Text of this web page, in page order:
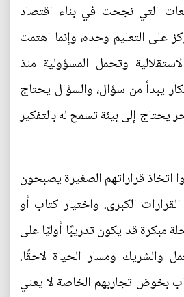
التي نجحت في بناء اقتصاد
على التعليم وحده، وإنما اهتمت
وتحمل المسؤولية منذ
يبدأ من سؤال، والسؤال يحتاج
يحتاج إلى بيئة تسمح له بالتفكير
اتخاذ قراراتهم الصغيرة يصبحون
الكبرى. واختيار كتاب أو
مبكرة قد يكون تدريبًا أوليًا على
والشريك ومسار الحياة لاحقًا.
بخوض تجاربهم الخاصة لا يعني